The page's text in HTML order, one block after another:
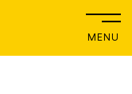
MENU